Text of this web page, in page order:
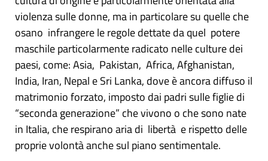
violenza sulle donne, ma in particolare su quelle che
osano infrangere le regole dettate da quel potere
maschile particolarmente radicato nelle culture dei
paesi, come: Asia, Pakistan, Africa, Afghanistan,
India, Iran, Nepal e Sri Lanka, dove è ancora diffuso il
matrimonio forzato, imposto dai padri sulle figlie di
“seconda generazione” che vivono o che sono nate
in Italia, che respirano aria di libertà e rispetto delle
proprie volontà anche sul piano sentimentale.